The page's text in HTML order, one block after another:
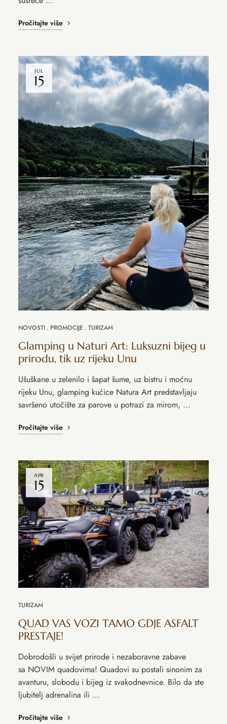
Pročitajte više
JUL
15
NOVOSTI PROMOCIJE TURIZAM
Glamping u Naturi Art: Luksuzni bijeg u
prirodu, tik uz rijeku Unu
Ušuškane u zelenilo i šapat šume, uz bistru i moćnu
rijeku Unu, glamping kućice Natura Art predstavljaju
savršeno utočište za parove u potrazi za mirom, …
Pročitajte više
APR
15
TURIZAM
QUAD VAS VOZI TAMO GDJE ASFALT
PRESTAJE!
Dobrodošli u svijet prirode i nezaboravne zabave
sa NOVIM quadovima! Quadovi su postali sinonim za
avanturu, slobodu i bijeg iz svakodnevnice. Bilo da ste
ljubitelj adrenalina ili …
Pročitajte više